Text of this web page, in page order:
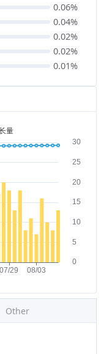
Other
0.06%
0.04%
0.02%
0.02%
0.01%